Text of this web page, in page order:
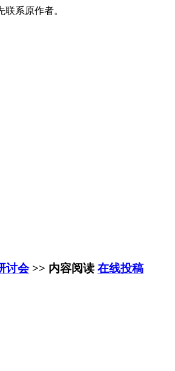
系原作者。
讨会>> 内容阅读 在线投稿